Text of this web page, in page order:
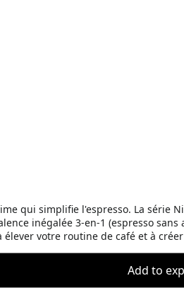
qui simplifie l'espresso. La série
inégalée 3-en-1 (espresso
élever votre routine de café et à
Add to